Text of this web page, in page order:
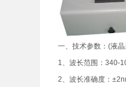
一、技术参数：(液
1、波长范围：340-
2、波长准确度：